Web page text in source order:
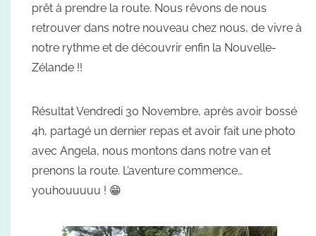
prêt à prendre la route. Nous rêvons de nous
retrouver dans notre nouveau chez nous, de vivre à
notre rythme et de découvrir enfin la Nouvelle-
Zélande !!
Résultat Vendredi 30 Novembre, après avoir bossé
4h, partagé un dernier repas et avoir fait une photo
avec Angela, nous montons dans notre van et
prenons la route. L’aventure commence…
youhouuuuu ! 😁